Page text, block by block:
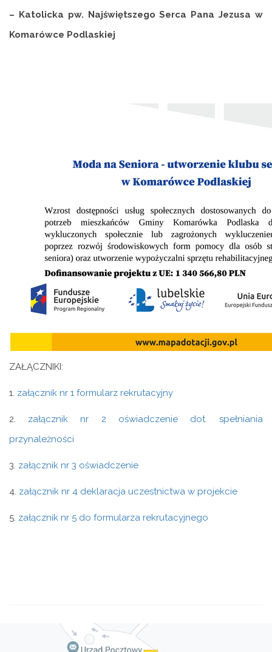
– Katolicka pw. Najświętszego Serca Pana Jezusa w
Komarówce Podlaskiej
ZAŁĄCZNIKI:
1. załącznik nr 1 formularz rekrutacyjny
2. załącznik nr 2 oświadczenie dot. spełniania
przynależności
3. załącznik nr 3 oświadczenie
4. załącznik nr 4 deklaracja uczestnictwa w projekcie
5. załącznik nr 5 do formularza rekrutacyjnego